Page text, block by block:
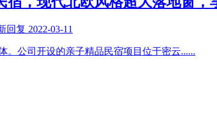
回复 2022-03-11
。公司开设的亲子精品民宿项目位于密云......